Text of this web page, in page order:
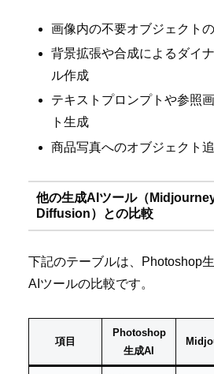
画像内の不要オブジェクト
背景拡張や合成によるダイ
ル作成
テキストプロンプトや参照
ト生成
商品写真へのオブジェクト
他の生成AIツール（
Diffusion）との比較
下記のテーブルは、Photoshop
AIツールの比較です。
項目
Photoshop
生成AI